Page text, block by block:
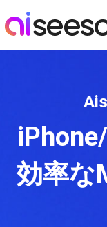
効率な